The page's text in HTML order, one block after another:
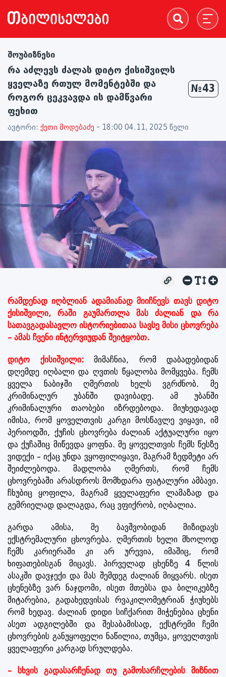
შოუბიზნესი
რა აძლევს ძალას დიტო ქისიშვილს
ყველაზე რთულ მომენტებში და
როგორ ცეკვავდა ის დამწვარი
ფეხით
№43
ავტორი: ქეთი მოდებაძე - 18:00 04.11, 2025 წელი
რამდენად იღბლიან ადამიანად მიიჩნევს თავს დიტო
ქისიშვილი, რაში გაუმართლა მას ძალიან და რა
სათავგადასავლო ისტორიებითაა სავსე მისი ცხოვრება
– ამას ჩვენი ინტერვიუდან შეიტყობთ.
დიტო ქისიშვილი: მიმაჩნია, რომ დაბადებიდან
დღემდე იღბალი და ღვთის წყალობა მომყვება. ჩემს
ყველა ნაბიჯში ღმერთის ხელს ვგრძნობ. მე
კრიმინალურ უბანში დავიბადე. ამ უბანში
კრიმინალური თაობები იზრდებოდა. მიუხედავად
იმისა, რომ ყოველთვის კარგი მოსწავლე ვიყავი, იმ
პერიოდში, ქუჩის ცხოვრება ძალიან აქტუალური იყო
და ქუჩაშიც მიწევდა ყოფნა. მე ყოველთვის ჩემს წესზე
ვიდექი – იქაც უნდა ვყოფილიყავი, მაგრამ ზედმეტი არ
შეიძლებოდა. მადლობა ღმერთს, რომ ჩემს
ცხოვრებაში არასდროს მომხდარა ფატალური ამბავი.
ჩხუბიც ყოფილა, მაგრამ ყველაფერი ლამაზად და
გემრიელად დალაგდა, რაც ვფიქრობ, იღბალია.
გარდა ამისა, მე ბავშვობიდან მიზიდავს
ექსტრემალური ცხოვრება. ღმერთის ხელი მხოლოდ
ჩემს კარიერაში კი არ ურევია, იმაშიც, რომ
ხიფათებისგან მიცავს. პირველად ცხენზე 4 წლის
ასაკში დავჯექი და მას შემდეგ ძალიან მიყვარს. ისეთ
ცხენებზე ვარ ნაჯდომი, ისეთ მთებსა და ბილიკებზე
მიტარებია, გადახედვისას რვაკილომეტრიან ჭიუხებს
რომ ხედავ. ძალიან დიდი სიჩქარით მიჭენებია ცხენი
ასეთ ადგილებში და შესაბამისად, ექსტრემი ჩემი
ცხოვრების განუყოფელი ნაწილია, თუმცა, ყოველთვის
ყველაფერი კარგად სრულდება.
– სხვის გადასარჩენად თუ გამოსარჩლების მიზნით